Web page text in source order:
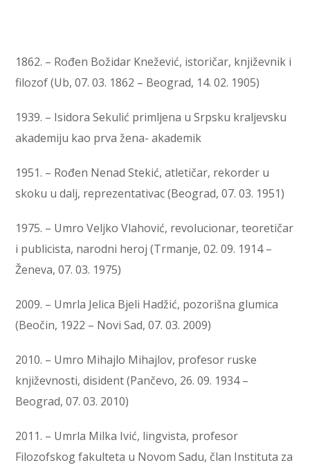
1862. – Rođen Božidar Knežević, istoričar, književnik i
filozof (Ub, 07. 03. 1862 – Beograd, 14. 02. 1905)
1939. – Isidora Sekulić primljena u Srpsku kraljevsku
akademiju kao prva žena- akademik
1951. – Rođen Nenad Stekić, atletičar, rekorder u
skoku u dalj, reprezentativac (Beograd, 07. 03. 1951)
1975. – Umro Veljko Vlahović, revolucionar, teoretičar
i publicista, narodni heroj (Trmanje, 02. 09. 1914 –
Ženeva, 07. 03. 1975)
2009. – Umrla Jelica Bjeli Hadžić, pozorišna glumica
(Beočin, 1922 – Novi Sad, 07. 03. 2009)
2010. – Umro Mihajlo Mihajlov, profesor ruske
književnosti, disident (Pančevo, 26. 09. 1934 –
Beograd, 07. 03. 2010)
2011. – Umrla Milka Ivić, lingvista, profesor
Filozofskog fakulteta u Novom Sadu, član Instituta za